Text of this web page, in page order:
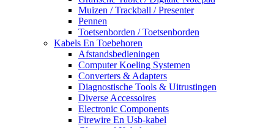
Muizen / Trackball / Presenter
Pennen
Toetsenborden / Toetsenborden
Kabels En Toebehoren
Afstandsbedieningen
Computer Koeling Systemen
Converters & Adapters
Diagnostische Tools & Uitrustingen
Diverse Accessoires
Electronic Components
Firewire En Usb-kabel